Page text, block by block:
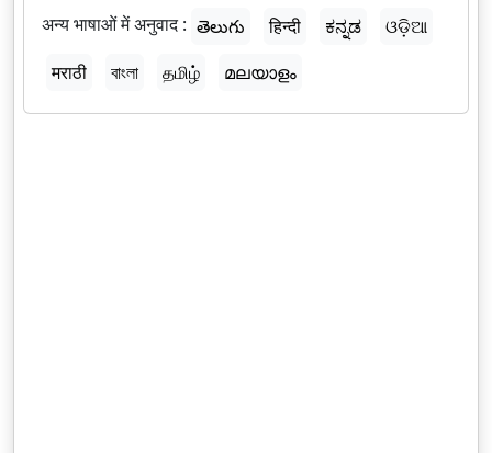
अन्य भाषाओं में अनुवाद : తెలుగు हिन्दी ಕನ್ನಡ
ଓଡ଼ିଆ
मराठी
বাংলা தமிழ் മലയാളം